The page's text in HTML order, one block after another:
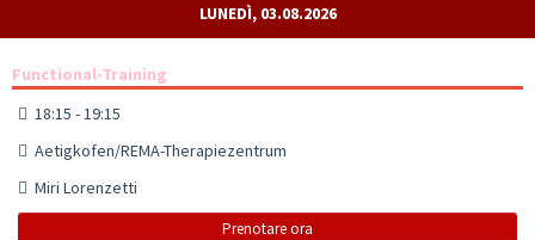
LUNEDÌ, 03.08.2026
Functional-Training
18:15 - 19:15
Aetigkofen/REMA-Therapiezentrum
Miri Lorenzetti
Prenotare ora